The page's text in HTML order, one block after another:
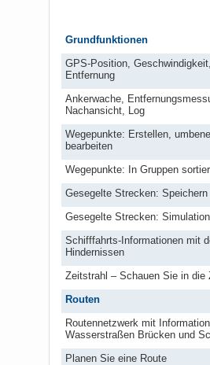
Grundfunktionen
GPS-Position,
Entfernung
Ankerwache,
Nachansicht, Log
Wegepunkte: Erstellen,
bearbeiten
Wegepunkte: In Gruppen
Gesegelte Strecken:
Gesegelte Strecken: Simulation
Schifffahrts-Informationen mit
Hindernissen
Zeitstrahl – Schauen Sie in die
Routen
Routennetzwerk mit
Wasserstraßen Brücken und
Planen Sie eine Route